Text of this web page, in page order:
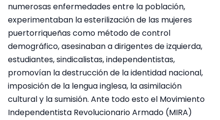
numerosas enfermedades entre la población,
experimentaban la esterilización de las mujeres
puertorriqueñas como método de control
demográfico, asesinaban a dirigentes de izquierda,
estudiantes, sindicalistas, independentistas,
promovían la destrucción de la identidad nacional,
imposición de la lengua inglesa, la asimilación
cultural y la sumisión. Ante todo esto el Movimiento
Independentista Revolucionario Armado (MIRA)